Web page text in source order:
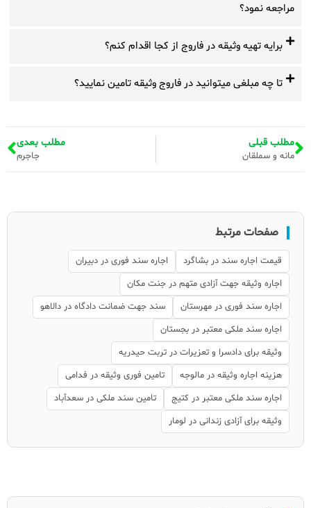
مراجعه نمود؟
برایه تهیه وثیقه در فاروج از کجا اقدام کنم؟
تا چه مبلغی میتوانید در فاروج وثیقه تامین نمایید؟
مطلب قبلی
مانه و سملقان
مطلب بعدی
جاجرم
صفحات مرتبط
قیمت اجاره سند در بشاگرد
اجاره سند فوری در دبیران
اجاره وثیقه جهت آزادی متهم در جنت مکان
اجاره سند فوری در مهرستان
سند جهت ضمانت دادگاه در دالاهو
اجاره سند ملکی معتبر در بجستان
وثیقه برای دادسرا و تعزیرات در تربت حیدریه
هزینه اجاره وثیقه در مالوجه
تامین فوری وثیقه در فدامی
اجاره سند ملکی معتبر در کتیج
تامین سند ملکی در سعدآباد
وثیقه برای آزادی زندانی در لومار